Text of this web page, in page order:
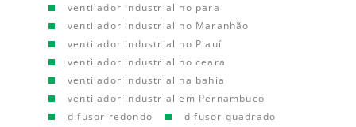
ventilador industrial no para
ventilador industrial no Maranhão
ventilador industrial no Piauí
ventilador industrial no ceara
ventilador industrial na bahia
ventilador industrial em Pernambuco
difusor redondo
difusor quadrado